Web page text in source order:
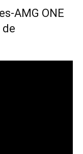
AMG ONE